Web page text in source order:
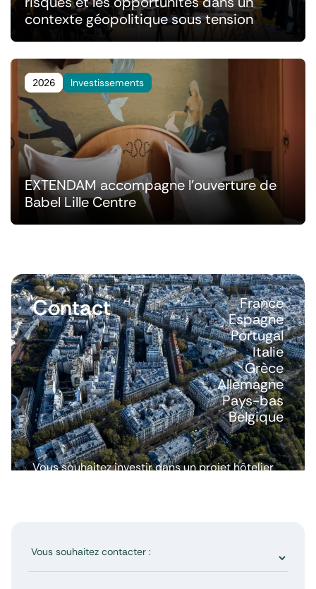
contexte géopolitique sous tension
2026 Investissements
EXTENDAM accompagne l'ouverture de
Babel Lille Centre
Contact
France
Espagne
Portugal
Italie
Grèce
Allemagne
Pays-bas
Belgique
Vous souhaitez investir dans un projet hôtelier